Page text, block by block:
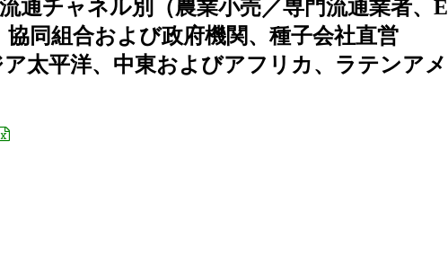
通チャネル別（農業小売／専門流通業者、E
同組合および政府機関、種子会社直営
太平洋、中東およびアフリカ、ラテンアメ